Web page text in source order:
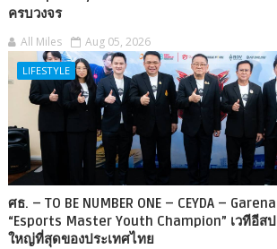
ครบวงจร
All Miles Aug 05, 2026
LIFESTYLE
ศธ. – TO BE NUMBER ONE – CEYDA –
“Esports Master Youth Champion” เวทีอีส
ใหญ่ที่สุดของประเทศไทย